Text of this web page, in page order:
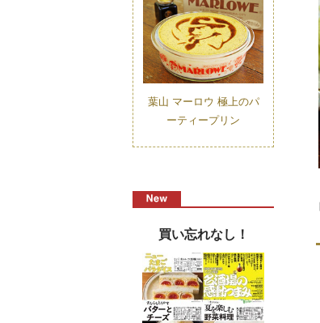
葉山 マーロウ 極上のパ
ーティープリン
買い忘れなし！